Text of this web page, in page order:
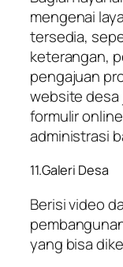
mengenai
tersedia,
keterangan,
pengajuan
website desa
formulir
administrasi
11.Galeri Desa
Berisi video
yang bisa